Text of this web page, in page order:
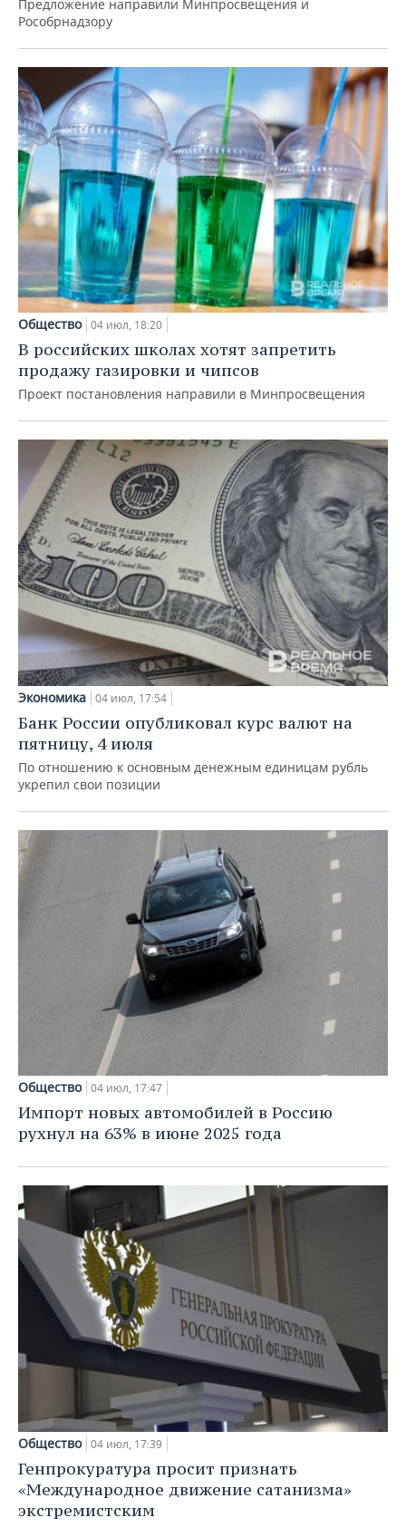
Предложение направили Минпросвещения и
Рособрнадзору
Общество 04 июл, 18:20
В российских школах хотят запретить
продажу газировки и чипсов
Проект постановления направили в Минпросвещения
Экономика 04 июл, 17:54
Банк России опубликовал курс валют на
пятницу, 4 июля
По отношению к основным денежным единицам рубль
укрепил свои позиции
Общество 04 июл, 17:47
Импорт новых автомобилей в Россию
рухнул на 63% в июне 2025 года
Общество 04 июл, 17:39
Генпрокуратура просит признать
«Международное движение сатанизма»
экстремистским